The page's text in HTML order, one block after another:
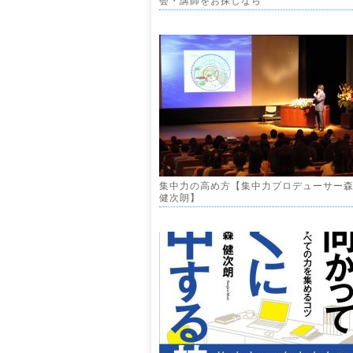
集中力の高め方【集中力プロデューサー森
健次朗】